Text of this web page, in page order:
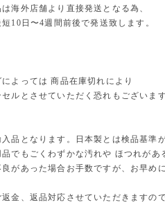
海外店舗より直接発送となる為、
10日〜4週間前後で発送致します。
によっては 商品在庫切れにより
ルとさせていただく恐れもございま
入品となります。日本製とは検品基準
品でもごくわずかな汚れや ほつれがあ
良があった場合お手数ですが、お早め
金、返品対応させていただきますの